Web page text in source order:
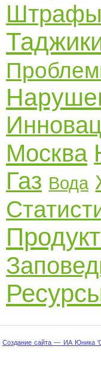
Штрафы
Москва
Газ Вода
Создание сайта — ИА Юника